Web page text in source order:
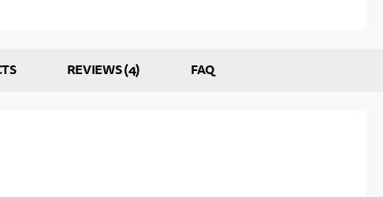
REVIEWS 4 FAQ